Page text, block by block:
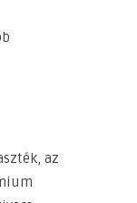
az